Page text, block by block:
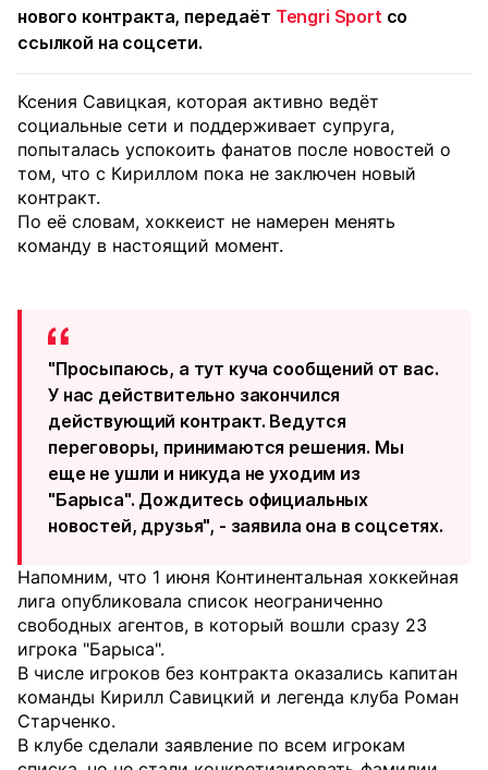
нового контракта, передаёт Tengri Sport со
ссылкой на соцсети.
Ксения Савицкая, которая активно ведёт
социальные сети и поддерживает супруга,
попыталась успокоить фанатов после новостей о
том, что с Кириллом пока не заключен новый
контракт.
По её словам, хоккеист не намерен менять
команду в настоящий момент.
"Просыпаюсь, а тут куча сообщений от вас.
У нас действительно закончился
действующий контракт. Ведутся
переговоры, принимаются решения. Мы
еще не ушли и никуда не уходим из
"Барыса". Дождитесь официальных
новостей, друзья", - заявила она в соцсетях.
Напомним, что 1 июня Континентальная хоккейная
лига опубликовала список неограниченно
свободных агентов, в который вошли сразу 23
игрока "Барыса".
В числе игроков без контракта оказались капитан
команды Кирилл Савицкий и легенда клуба Роман
Старченко.
В клубе сделали заявление по всем игрокам